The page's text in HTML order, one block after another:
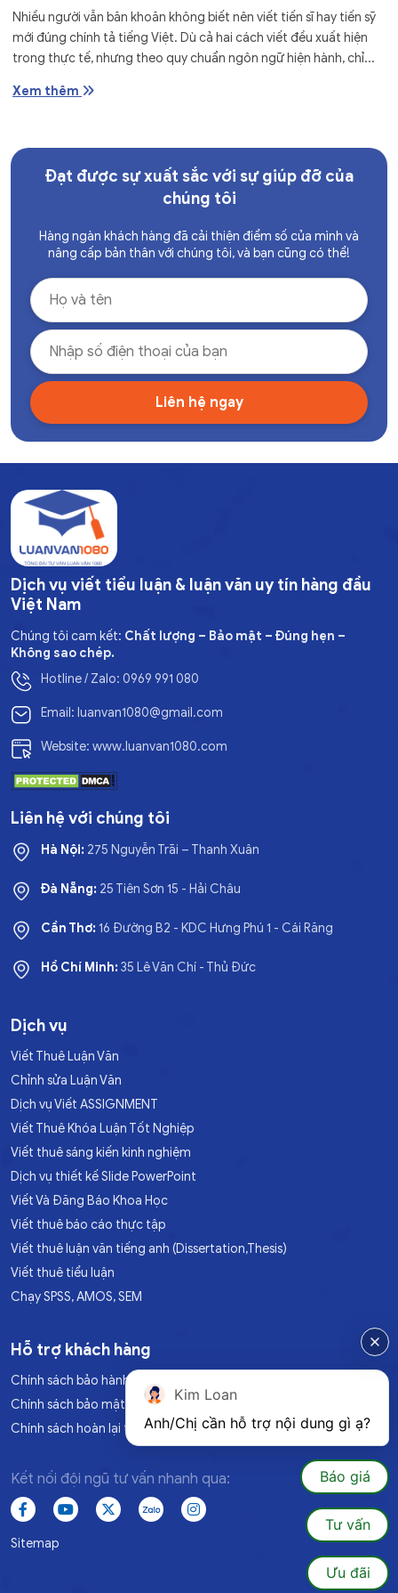
Nhiều người vẫn băn khoăn không biết nên viết tiến sĩ hay tiến sỹ
mới đúng chính tả tiếng Việt. Dù cả hai cách viết đều xuất hiện
trong thực tế, nhưng theo quy chuẩn ngôn ngữ hiện hành, chỉ...
Xem thêm
Đạt được sự xuất sắc với sự giúp đỡ của
chúng tôi
Hàng ngàn khách hàng đã cải thiện điểm số của mình và
nâng cấp bản thân với chúng tôi, và bạn cũng có thể!
Dịch vụ viết tiểu luận & luận văn uy tín hàng đầu
Việt Nam
Chúng tôi cam kết: Chất lượng – Bảo mật – Đúng hẹn –
Không sao chép.
Hotline / Zalo: 0969 991 080
Email: luanvan1080@gmail.com
Website: www.luanvan1080.com
Liên hệ với chúng tôi
Hà Nội: 275 Nguyễn Trãi – Thanh Xuân
Đà Nẵng: 25 Tiên Sơn 15 - Hải Châu
Cần Thơ:16 Đường B2 - KDC Hưng Phú 1 - Cái Răng
Hồ Chí Minh:35 Lê Văn Chí - Thủ Đức
Dịch vụ
Viết Thuê Luận Văn
Chỉnh sửa Luận Văn
Dịch vụ Viết ASSIGNMENT
Viết Thuê Khóa Luận Tốt Nghiệp
Viết thuê sáng kiến kinh nghiệm
Dịch vụ thiết kế Slide PowerPoint
Viết Và Đăng Báo Khoa Học
Viết thuê báo cáo thực tập
Viết thuê luận văn tiếng anh (Dissertation,Thesis)
Viết thuê tiểu luận
Chạy SPSS, AMOS, SEM
Hỗ trợ khách hàng
Chính sách bảo hành
Chính sách bảo mật
Chính sách hoàn lại tiền
Kết nối đội ngũ tư vấn nhanh qua:
Sitemap
Kim Loan
Anh/Chị cần hỗ trợ nội dung gì ạ?
Báo giá
Tư vấn
Ưu đãi